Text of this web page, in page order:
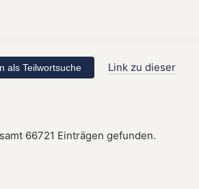
Link zu dieser
66721 Einträgen gefunden.